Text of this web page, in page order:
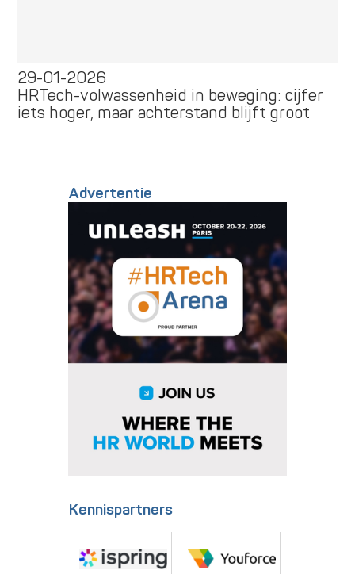
29-01-2026
HRTech-volwassenheid in beweging: cijfer
iets hoger, maar achterstand blijft groot
Advertentie
Kennispartners